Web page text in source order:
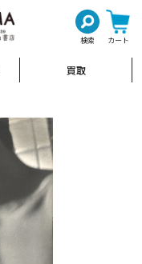
検索 カート
買取